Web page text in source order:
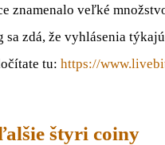
znamenalo veľké
zdá, že vyhlásenia
tu: https://
štyri coiny